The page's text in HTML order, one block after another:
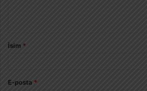
İsim *
E-posta *